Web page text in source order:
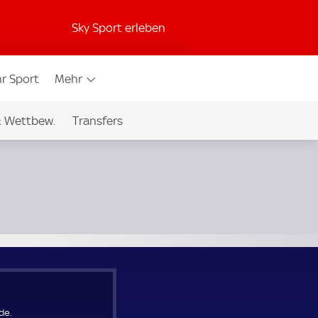
Sky Sport erleben
Sport Mehr
Wettbew. Transfers